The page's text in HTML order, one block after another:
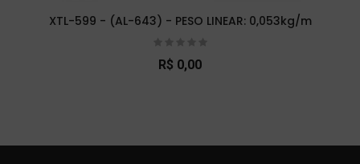
XTL-599 - (AL-643) - PESO LINEAR: 0,053kg/m
R$ 0,00